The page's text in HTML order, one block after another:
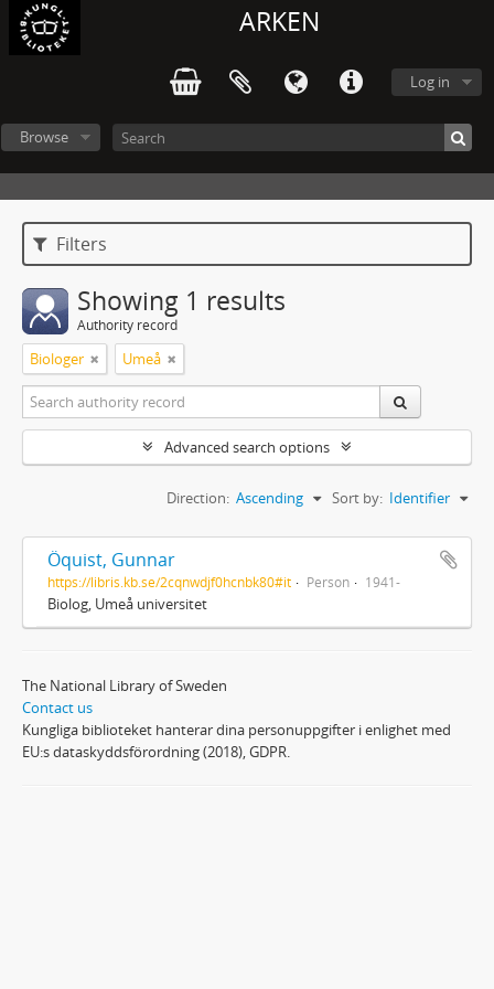
ARKEN
Log in
Browse
Filters
Showing 1 results
Authority record
Biologer Umeå
Advanced search options
Sort by: Identifier
Direction: Ascending
Öquist, Gunnar
https://libris.kb.se/2cqnwdjf0hcnbk80#it Person 1941-
Biolog, Umeå universitet
The National Library of Sweden
Contact us
Kungliga biblioteket hanterar dina personuppgifter i enlighet med
EU:s dataskyddsförordning (2018), GDPR.